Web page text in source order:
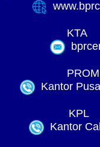
KTA
Kantor
KPL
Kantor